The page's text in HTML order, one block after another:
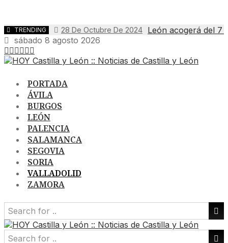
TRENDING 28 De Octubre De 2024
León acogerá del 7
sábado 8 agosto 2026
PORTADA
ÁVILA
BURGOS
LEÓN
PALENCIA
SALAMANCA
SEGOVIA
SORIA
VALLADOLID
ZAMORA